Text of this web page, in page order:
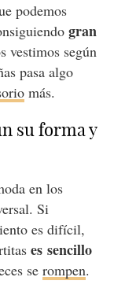
podemos
gran
vestimos según
pasa algo
más.
su forma y
en los
Si
es difícil,
es sencillo
se rompen.